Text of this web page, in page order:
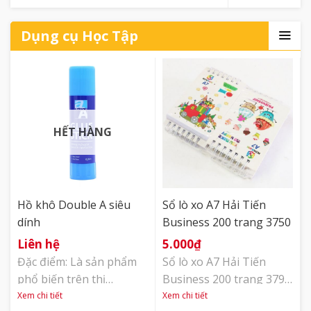
FO -024 là một trong
những dòng bút phổ
trên thị trường hiện nay.
Là bút có nét 0.7mm phù
hợp với mọi khách hàng:
văn phòng, [...]
Dụng cụ Học Tập
HẾT HÀNG
Hồ khô Double A siêu
dính
Liên hệ
Đặc điểm: Là sản phẩm
phổ biến trên thị
trường, là dạng keo khô
Xem chi tiết
Sổ lò xo A7 Hải Tiến
Business 200 trang 3750
5.000₫
Sổ lò xo A7 Hải Tiến
Business 200 trang 3798
(70x100mm) thiết kế gáy
Xem chi tiết